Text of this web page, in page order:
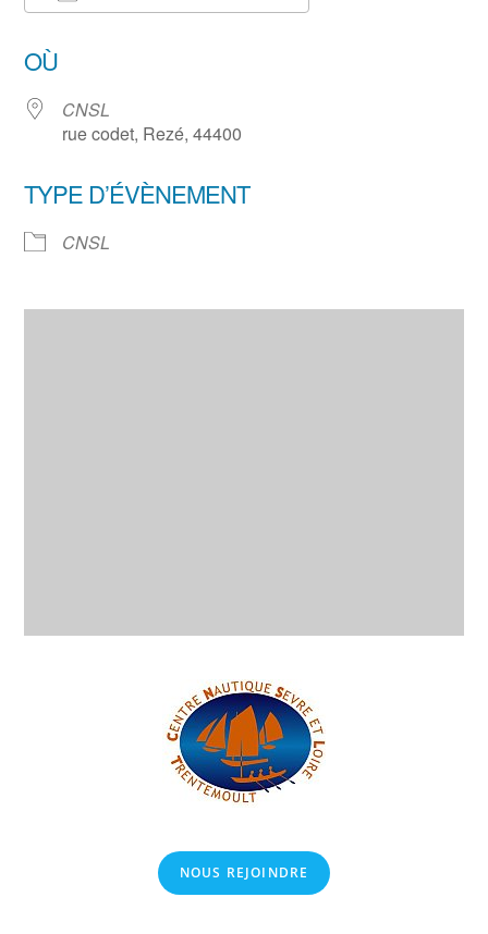
OÙ
CNSL
rue codet, Rezé, 44400
TYPE D’ÉVÈNEMENT
CNSL
NOUS REJOINDRE